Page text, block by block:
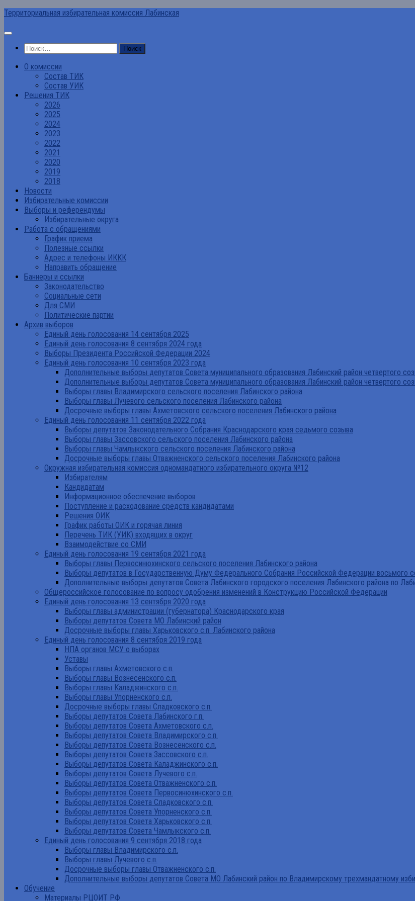
Перейти
содержимому
Территориальная избирательная комиссия Лабинская
Найти:
О комиссии
Состав ТИК
Состав УИК
Решения ТИК
2026
2025
2024
2023
2022
2021
2020
2019
2018
Новости
Избирательные комиссии
Выборы и референдумы
Избирательные округа
Работа с обращениями
График приема
Полезные ссылки
Адрес и телефоны ИККК
Направить обращение
Баннеры и ссылки
Законодательство
Социальные сети
Для СМИ
Политические партии
Архив выборов
Единый день голосования 14 сентября 2025
Единый день голосования 8 сентября 2024 года
Выборы Президента Российской Федерации 2024
Единый день голосования 10 сентября 2023 года
Дополнительные выборы депутатов Совета муниципального образования Лабинский район четвертого
Дополнительные выборы депутатов Совета муниципального образования Лабинский район четвертого
Выборы главы Владимирского сельского поселения Лабинского района
Выборы главы Лучевого сельского поселения Лабинского района
Досрочные выборы главы Ахметовского сельского поселения Лабинского района
Единый день голосования 11 сентября 2022 года
Выборы депутатов Законодательного Собрания Краснодарского края седьмого созыва
Выборы главы Зассовского сельского поселения Лабинского района
Выборы главы Чамлыкского сельского поселения Лабинского района
Досрочные выборы главы Отважненского сельского поселения Лабинского района
Окружная избирательная комиссия одномандатного избирательного округа №12
Избирателям
Кандидатам
Информационное обеспечение выборов
Поступление и расходование средств кандидатами
Решения ОИК
График работы ОИК и горячая линия
Перечень ТИК (УИК) входящих в округ
Взаимодействие со СМИ
Единый день голосования 19 сентября 2021 года
Выборы главы Первосинюхинского сельского поселения Лабинского района
Выборы депутатов в Государственную Думу Федерального Собрания Российской Федерации восьмого
Дополнительные выборы депутатов Совета Лабинского городского поселения Лабинского района по
Общероссийское голосование по вопросу одобрения изменений в Конструкцию Российской Федерации
Единый день голосования 13 сентября 2020 года
Выборы главы администрации (губернатора) Краснодарского края
Выборы депутатов Совета МО Лабинский район
Досрочные выборы главы Харьковского с.п. Лабинского района
Единый день голосования 8 сентября 2019 года
НПА органов МСУ о выборах
Уставы
Выборы главы Ахметовского с.п.
Выборы главы Вознесенского с.п.
Выборы главы Каладжинского с.п.
Выборы главы Упорненского с.п.
Досрочные выборы главы Сладковского с.п.
Выборы депутатов Совета Лабинского г.п.
Выборы депутатов Совета Ахметовского с.п.
Выборы депутатов Совета Владимирского с.п.
Выборы депутатов Совета Вознесенского с.п.
Выборы депутатов Совета Зассовского с.п.
Выборы депутатов Совета Каладжинского с.п.
Выборы депутатов Совета Лучевого с.п.
Выборы депутатов Совета Отважненского с.п.
Выборы депутатов Совета Первосинюхинского с.п.
Выборы депутатов Совета Сладковского с.п.
Выборы депутатов Совета Упорненского с.п.
Выборы депутатов Совета Харьковского с.п.
Выборы депутатов Совета Чамлыкского с.п.
Единый день голосования 9 сентября 2018 года
Выборы главы Владимирского с.п.
Выборы главы Лучевого с.п.
Досрочные выборы главы Отважненского с.п.
Дополнительные выборы депутатов Совета МО Лабинский район по Владимирскому трехмандатному
Обучение
Материалы РЦОИТ РФ